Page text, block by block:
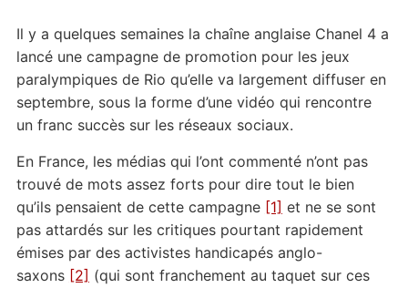
Il y a quelques semaines la chaîne anglaise Chanel 4 a
lancé une campagne de promotion pour les jeux
paralympiques de Rio qu’elle va largement diffuser en
septembre, sous la forme d’une vidéo qui rencontre
un franc succès sur les réseaux sociaux.
En France, les médias qui l’ont commenté n’ont pas
trouvé de mots assez forts pour dire tout le bien
qu’ils pensaient de cette campagne [1] et ne se sont
pas attardés sur les critiques pourtant rapidement
émises par des activistes handicapés anglo-
saxons [2] (qui sont franchement au taquet sur ces